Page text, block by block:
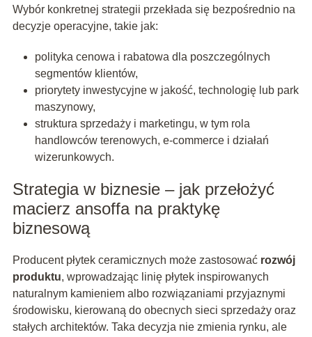
Wybór konkretnej strategii przekłada się bezpośrednio na
decyzje operacyjne, takie jak:
polityka cenowa i rabatowa dla poszczególnych
segmentów klientów,
priorytety inwestycyjne w jakość, technologię lub park
maszynowy,
struktura sprzedaży i marketingu, w tym rola
handlowców terenowych, e-commerce i działań
wizerunkowych.
Strategia w biznesie – jak przełożyć
macierz ansoffa na praktykę
biznesową
Producent płytek ceramicznych może zastosować rozwój
produktu, wprowadzając linię płytek inspirowanych
naturalnym kamieniem albo rozwiązaniami przyjaznymi
środowisku, kierowaną do obecnych sieci sprzedaży oraz
stałych architektów. Taka decyzja nie zmienia rynku, ale